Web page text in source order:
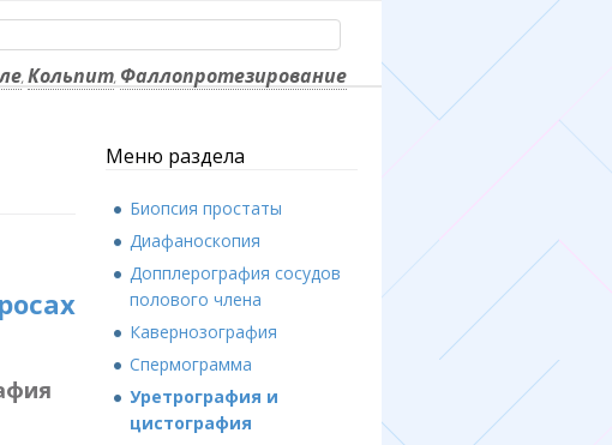
, Кольпит, Фаллопротезирование
Меню раздела
Биопсия простаты
Диафаноскопия
Допплерография сосудов
полового члена
Кавернозография
Спермограмма
Уретрография и
цистография